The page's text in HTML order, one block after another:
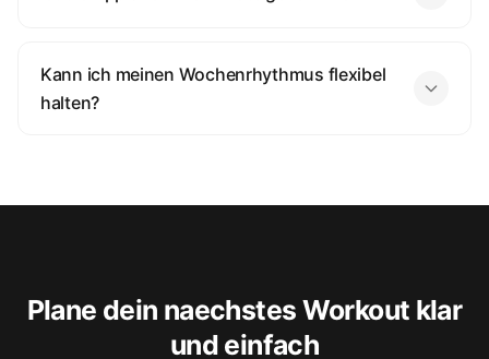
Kann ich meinen Wochenrhythmus flexibel
halten?
Plane dein naechstes Workout klar
und einfach